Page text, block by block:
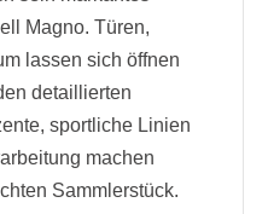
Magno. Türen,
lassen sich öffnen
detaillierten
sportliche Linien
machen
Sammlerstück.